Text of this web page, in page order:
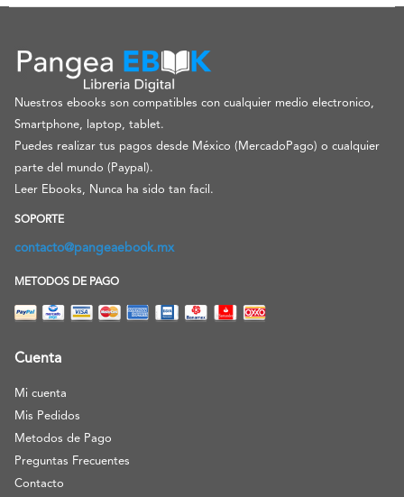
Nuestros ebooks son compatibles con cualquier medio electronico,
Smartphone, laptop, tablet.
Puedes realizar tus pagos desde México (MercadoPago) o cualquier
parte del mundo (Paypal).
Leer Ebooks, Nunca ha sido tan facil.
SOPORTE
contacto@pangeaebook.mx
METODOS DE PAGO
Cuenta
Mi cuenta
Mis Pedidos
Metodos de Pago
Preguntas Frecuentes
Contacto